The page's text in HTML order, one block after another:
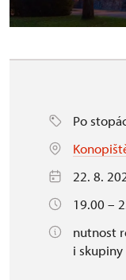
Po
22. 8.
19.00 –
nutnost
i skupiny